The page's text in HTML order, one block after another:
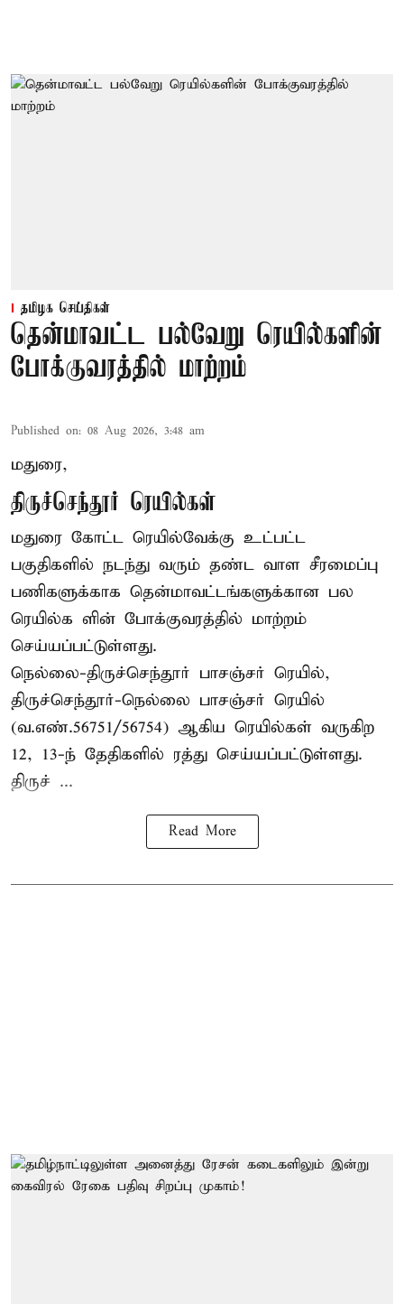
தமிழக செய்திகள்
தென்மாவட்ட பல்வேறு ரெயில்களின்
போக்குவரத்தில் மாற்றம்
Published on: 08 Aug 2026, 3:48 am
மதுரை,
திருச்செந்தூர் ரெயில்கள்
மதுரை கோட்ட ரெயில்வேக்கு உட்பட்ட
பகுதிகளில் நடந்து வரும் தண்ட வாள சீரமைப்பு
பணிகளுக்காக தென்மாவட்டங்களுக்கான பல
ரெயில்க ளின் போக்குவரத்தில் மாற்றம்
செய்யப்பட்டுள்ளது.
நெல்லை-திருச்செந்தூர் பாசஞ்சர் ரெயில்,
திருச்செந்தூர்-நெல்லை பாசஞ்சர் ரெயில்
(வ.எண்.56751/56754) ஆகிய ரெயில்கள் வருகிற
12, 13-ந் தேதிகளில் ரத்து செய்யப்பட்டுள்ளது.
திருச் ...
Read More